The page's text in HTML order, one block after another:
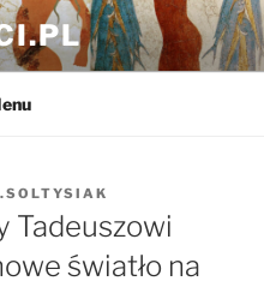
Tadeuszowi
światło na